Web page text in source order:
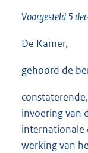
Voorgesteld 5
De Kamer,
gehoord de
invoering van
internationale
werking van